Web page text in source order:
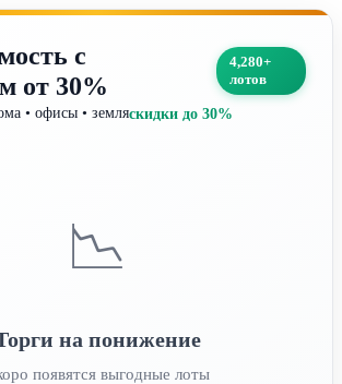
с
от 30%
4,280+
лотов
• офисы • земляскидки до 30%
📉
на понижение
появятся выгодные лоты